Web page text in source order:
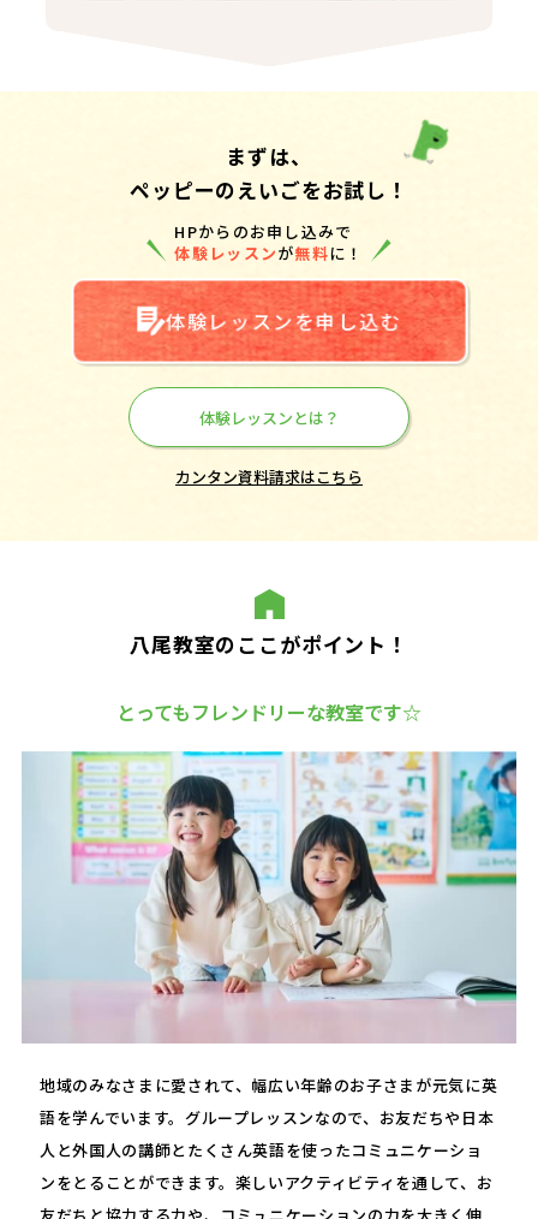
まずは、
ペッピーのえいごをお試し！
HPからのお申し込みで
体験レッスンが無料に！
体験レッスンを申し込む
体験レッスンとは？
カンタン資料請求はこちら
八尾教室のここがポイント！
とってもフレンドリーな教室です☆
地域のみなさまに愛されて、幅広い年齢のお子さまが元気に英
語を学んでいます。グループレッスンなので、お友だちや日本
人と外国人の講師とたくさん英語を使ったコミュニケーショ
ンをとることができます。楽しいアクティビティを通して、お
友だちと協力する力や、コミュニケーションの力を大きく伸